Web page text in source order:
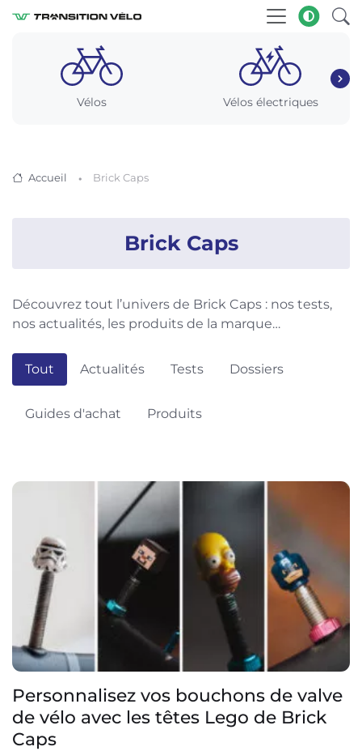
Vélos Vélos électriques
Accueil Brick Caps
Brick Caps
Découvrez tout l’univers de Brick Caps : nos tests,
nos actualités, les produits de la marque…
Tout Actualités Tests Dossiers
Guides d'achat Produits
Personnalisez vos bouchons de valve
de vélo avec les têtes Lego de Brick
Caps